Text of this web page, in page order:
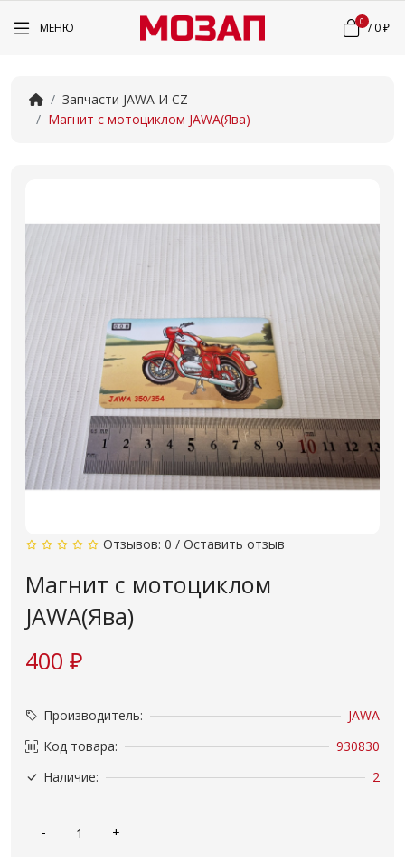
МЕНЮ 0 /0 ₽
Запчасти JAWA И CZ
Магнит с мотоциклом JAWA(Ява)
Отзывов: 0 / Оставить отзыв
Магнит с мотоциклом
JAWA(Ява)
400 ₽
Производитель:
JAWA
Код товара:
930830
Наличие:
2